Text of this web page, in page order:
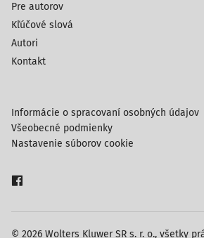
Pre autorov
Kľúčové slová
Autori
Kontakt
© 2026 Wolters Kluwer SR s. r. o., všetky
Informácie o spracovaní osobných údajov
Všeobecné podmienky
Nastavenie súborov cookie